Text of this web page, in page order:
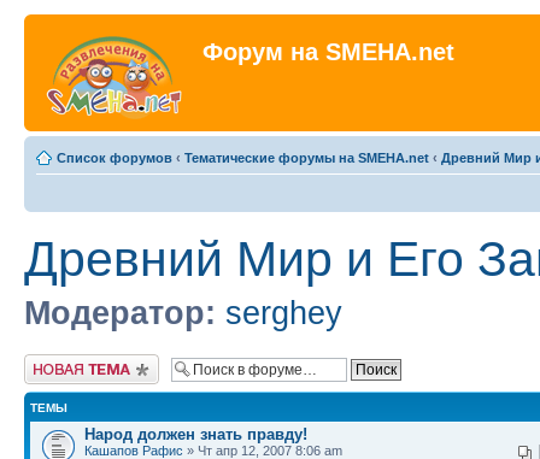
Форум на SMEHA.net
Список форумов ‹ Тематические форумы на SMEHA.net ‹ Древний Мир
Древний Мир и Его
Модератор: serghey
Новая тема
ТЕМЫ
Народ должен знать правду!
Кашапов Рафис » Чт апр 12, 2007 8:06 am